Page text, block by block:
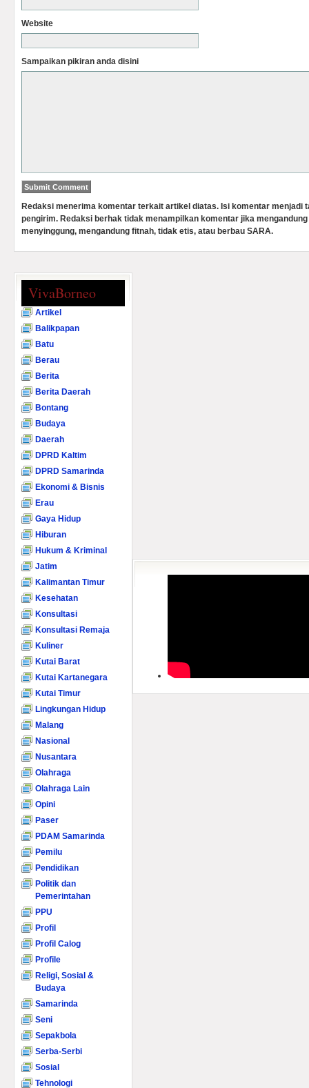
Website
Sampaikan pikiran anda disini
Redaksi menerima komentar terkait artikel diatas. Isi komentar menjadi
pengirim. Redaksi berhak tidak menampilkan komentar jika
menyinggung, mengandung fitnah, tidak etis, atau berbau SARA.
VivaBorneo
Artikel
Balikpapan
Batu
Berau
Berita
Berita Daerah
Bontang
Budaya
Daerah
DPRD Kaltim
DPRD Samarinda
Ekonomi & Bisnis
Erau
Gaya Hidup
Hiburan
Hukum & Kriminal
Jatim
Kalimantan Timur
Kesehatan
Konsultasi
Konsultasi Remaja
Kuliner
Kutai Barat
Kutai Kartanegara
Kutai Timur
Lingkungan Hidup
Malang
Nasional
Nusantara
Olahraga
Olahraga Lain
Opini
Paser
PDAM Samarinda
Pemilu
Pendidikan
Politik dan
Pemerintahan
PPU
Profil
Profil Calog
Profile
Religi, Sosial &
Budaya
Samarinda
Seni
Sepakbola
Serba-Serbi
Sosial
Tehnologi